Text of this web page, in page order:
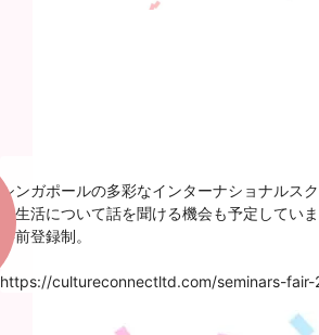
シンガポールの多彩なインターナショナルス
校生活について話を聞ける機会も予定してい
事前登録制。
https://cultureconnectltd.com/seminars-